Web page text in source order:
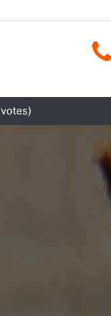
votes)